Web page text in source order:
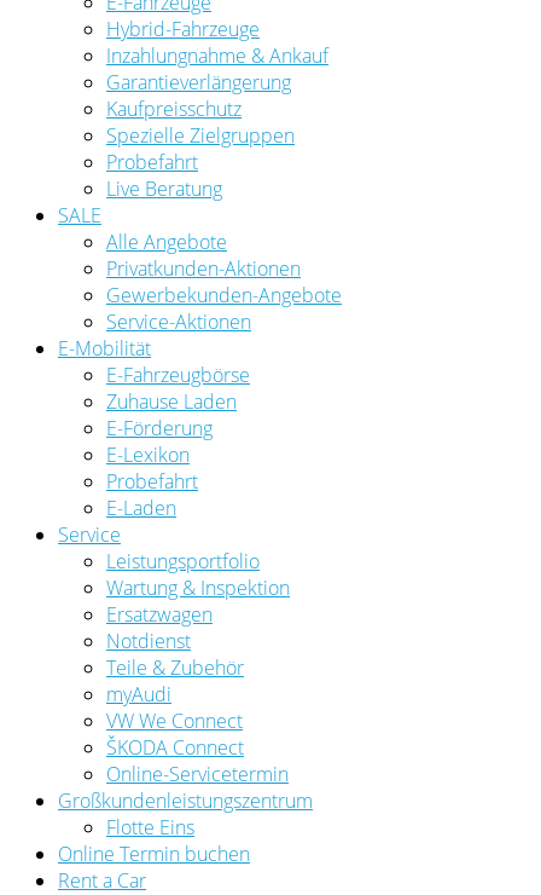
Hybrid-Fahrzeuge
Inzahlungnahme & Ankauf
Garantieverlängerung
Kaufpreisschutz
Spezielle Zielgruppen
Probefahrt
Live Beratung
SALE
Alle Angebote
Privatkunden-Aktionen
Gewerbekunden-Angebote
Service-Aktionen
E-Mobilität
E-Fahrzeugbörse
Zuhause Laden
E-Förderung
E-Lexikon
Probefahrt
E-Laden
Service
Leistungsportfolio
Wartung & Inspektion
Ersatzwagen
Notdienst
Teile & Zubehör
myAudi
VW We Connect
ŠKODA Connect
Online-Servicetermin
Großkundenleistungszentrum
Flotte Eins
Online Termin buchen
Rent a Car